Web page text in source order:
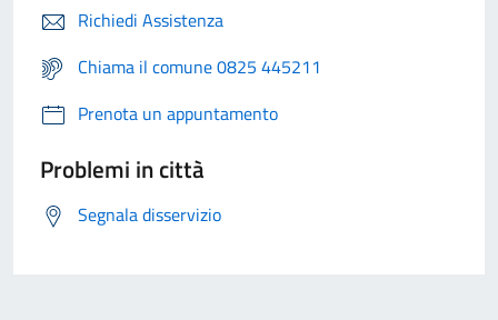
Richiedi Assistenza
Chiama il comune 0825 445211
Prenota un appuntamento
Problemi in città
Segnala disservizio